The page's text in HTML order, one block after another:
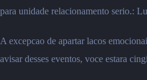
para unidade relacionamento serio.:
A excepcao de apartar lacos
avisar desses eventos, voce estara